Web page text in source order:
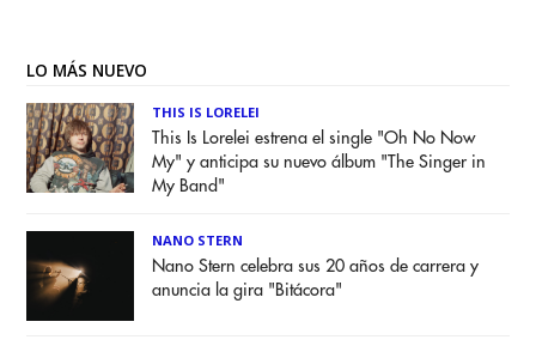
LO MÁS NUEVO
THIS IS LORELEI
This Is Lorelei estrena el single "Oh No Now
My" y anticipa su nuevo álbum "The Singer in
My Band"
NANO STERN
Nano Stern celebra sus 20 años de carrera y
anuncia la gira "Bitácora"